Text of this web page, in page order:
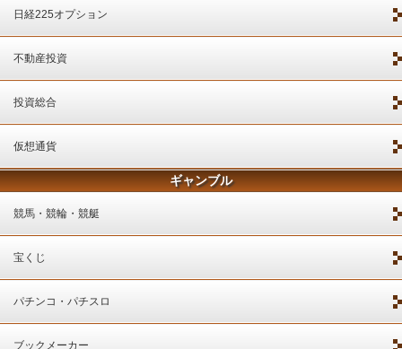
日経225オプション
不動産投資
投資総合
仮想通貨
ギャンブル
競馬・競輪・競艇
宝くじ
パチンコ・パチスロ
ブックメーカー